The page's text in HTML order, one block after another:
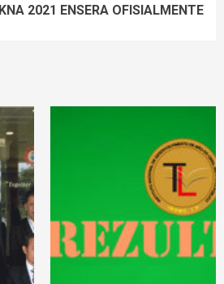
KNA 2021 ENSERA OFISIALMENTE